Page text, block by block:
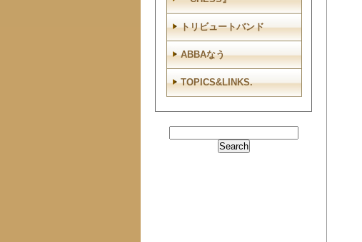
トリビュートバンド
ABBAなう
TOPICS&LINKS.